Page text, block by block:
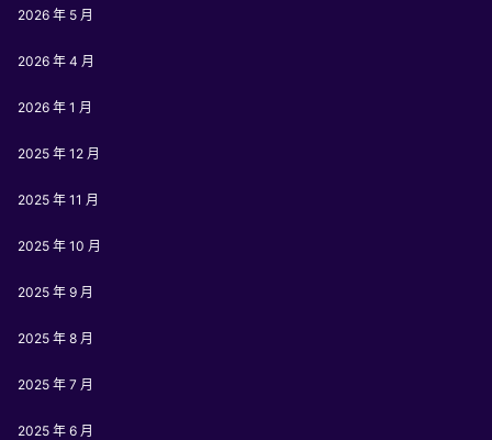
2026 年 5 月
2026 年 4 月
2026 年 1 月
2025 年 12 月
2025 年 11 月
2025 年 10 月
2025 年 9 月
2025 年 8 月
2025 年 7 月
2025 年 6 月